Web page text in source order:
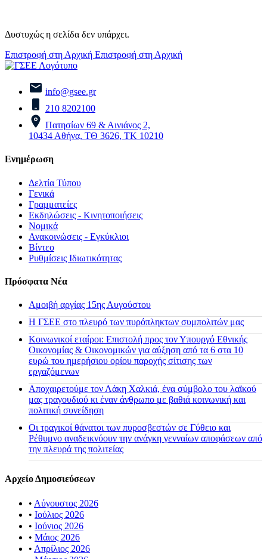
Δυστυχώς η σελίδα δεν υπάρχει.
Επιστροφή στη Αρχική Επιστροφή στη Αρχική
info@gsee.gr
210 8202100
Πατησίων 69 & Αινιάνος 2,
10434 Αθήνα, ΤΘ 3626, ΤΚ 10210
Ενημέρωση
Δελτία Τύπου
Γενικά
Γραμματείες
Εκδηλώσεις - Κινητοποιήσεις
Νομικά
Ανακοινώσεις - Εγκύκλιοι
Βίντεο
Ρυθμίσεις Ιδιωτικότητας
Πρόσφατα Νέα
Αμοιβή αργίας 15ης Αυγούστου
H ΓΣΕΕ στο πλευρό των πυρόπληκτων συμπολιτών μας
Κοινωνικοί εταίροι: Επιστολή προς τον Υπουργό Εθνικής
Οικονομίας & Οικονομικών για αύξηση από τα 6 στα 10
ευρώ του ημερήσιου ορίου παροχής σίτισης των
εργαζόμενων
Αποχαιρετούμε τον Λάκη Χαλκιά, ένα σύμβολο του λαϊκού
μας τραγουδιού κι έναν άνθρωπο με βαθιά κοινωνική και
πολιτική συνείδηση
Οι τραγικοί θάνατοι των πυροσβεστών σε Γύθειο και
Ρέθυμνο αναδεικνύουν την ανάγκη γενναίων αποφάσεων από
την πλευρά της πολιτείας
Αρχείο Δημοσιεύσεων
• Αύγουστος 2026
• Ιούλιος 2026
• Ιούνιος 2026
• Μάιος 2026
• Απρίλιος 2026